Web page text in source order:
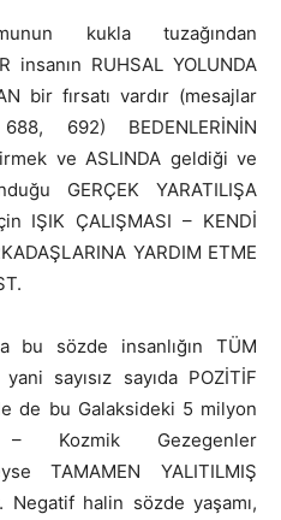
kukla tuzağından
insanın RUHSAL YOLUNDA
bir fırsatı vardır (mesajlar
692) BEDENLERİNİN
ve ASLINDA geldiği ve
GERÇEK YARATILIŞA
IŞIK ÇALIŞMASI – KENDİ
YARDIM ETME
bu sözde insanlığın TÜM
sayısız sayıda POZİTİF
de bu Galaksideki 5 milyon
Kozmik Gezegenler
TAMAMEN YALITILMIŞ
Negatif halin sözde yaşamı,